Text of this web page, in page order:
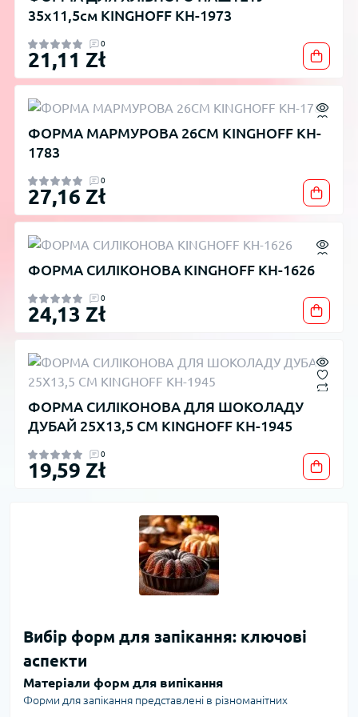
35х11,5см KINGHOFF KH-1973
0
21,11 Zł
ФОРМА МАРМУРОВА 26СМ KINGHOFF KH-
1783
0
27,16 Zł
ФОРМА СИЛІКОНОВА KINGHOFF KH-1626
0
24,13 Zł
ФОРМА СИЛІКОНОВА ДЛЯ ШОКОЛАДУ
ДУБАЙ 25Х13,5 СМ KINGHOFF KH-1945
0
19,59 Zł
Вибір форм для запікання: ключові
аспекти
Матеріали форм для випікання
Форми для запікання представлені в різноманітних